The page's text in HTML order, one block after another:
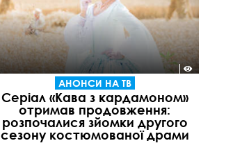
АНОНСИ НА ТВ
Серіал «Кава з кардамоном»
отримав продовження:
розпочалися зйомки другого
сезону костюмованої драми